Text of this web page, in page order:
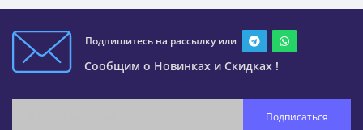
Подпишитесь на рассылку или
Сообщим о Новинках и Скидках !
Подписаться